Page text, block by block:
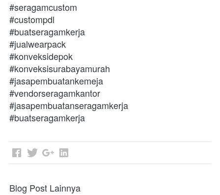
#seragamcustom
#custompdl
#buatseragamkerja
#jualwearpack
#konveksidepok
#konveksisurabayamurah
#jasapembuatankemeja
#vendorseragamkantor
#jasapembuatanseragamkerja
#buatseragamkerja
Blog Post Lainnya